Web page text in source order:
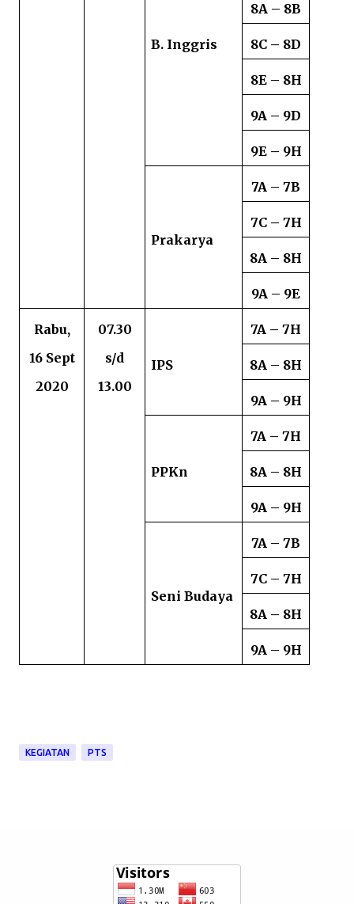
B. Inggris
8A – 8B
8C – 8D
8E – 8H
9A – 9D
9E – 9H
Prakarya
7A – 7B
7C – 7H
8A – 8H
9A – 9E
Rabu,
16 Sept
2020
07.30
s/d
13.00
IPS
7A – 7H
8A – 8H
9A – 9H
PPKn
7A – 7H
8A – 8H
9A – 9H
Seni Budaya
7A – 7B
7C – 7H
8A – 8H
9A – 9H
KEGIATAN PTS